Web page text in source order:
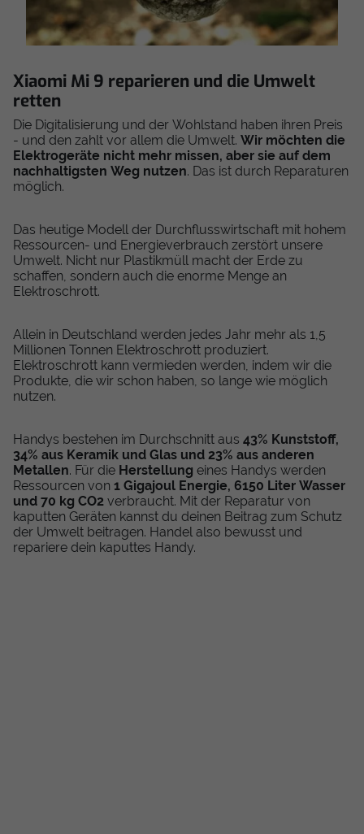
Xiaomi Mi 9 reparieren und die Umwelt
retten
Die Digitalisierung und der Wohlstand haben ihren Preis
- und den zahlt vor allem die Umwelt. Wir möchten die
Elektrogeräte nicht mehr missen, aber sie auf dem
nachhaltigsten Weg nutzen. Das ist durch Reparaturen
möglich.
Das heutige Modell der Durchflusswirtschaft mit hohem
Ressourcen- und Energieverbrauch zerstört unsere
Umwelt. Nicht nur Plastikmüll macht der Erde zu
schaffen, sondern auch die enorme Menge an
Elektroschrott.
Allein in Deutschland werden jedes Jahr mehr als 1,5
Millionen Tonnen Elektroschrott produziert.
Elektroschrott kann vermieden werden, indem wir die
Produkte, die wir schon haben, so lange wie möglich
nutzen.
Handys bestehen im Durchschnitt aus 43% Kunststoff,
34% aus Keramik und Glas und 23% aus anderen
Metallen. Für die Herstellung eines Handys werden
Ressourcen von 1 Gigajoul Energie, 6150 Liter Wasser
und 70 kg CO2 verbraucht. Mit der Reparatur von
kaputten Geräten kannst du deinen Beitrag zum Schutz
der Umwelt beitragen. Handel also bewusst und
repariere dein kaputtes Handy.